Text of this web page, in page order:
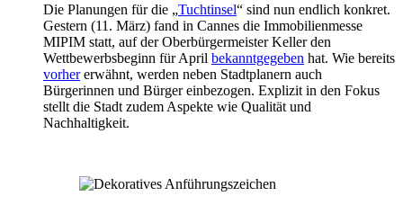
Die Planungen für die „Tuchtinsel“ sind nun endlich konkret.
Gestern (11. März) fand in Cannes die Immobilienmesse
MIPIM statt, auf der Oberbürgermeister Keller den
Wettbewerbsbeginn für April bekanntgegeben hat. Wie bereits
vorhererwähnt, werden neben Stadtplanern auch
Bürgerinnen und Bürger einbezogen. Explizit in den Fokus
stellt die Stadt zudem Aspekte wie Qualität und
Nachhaltigkeit.